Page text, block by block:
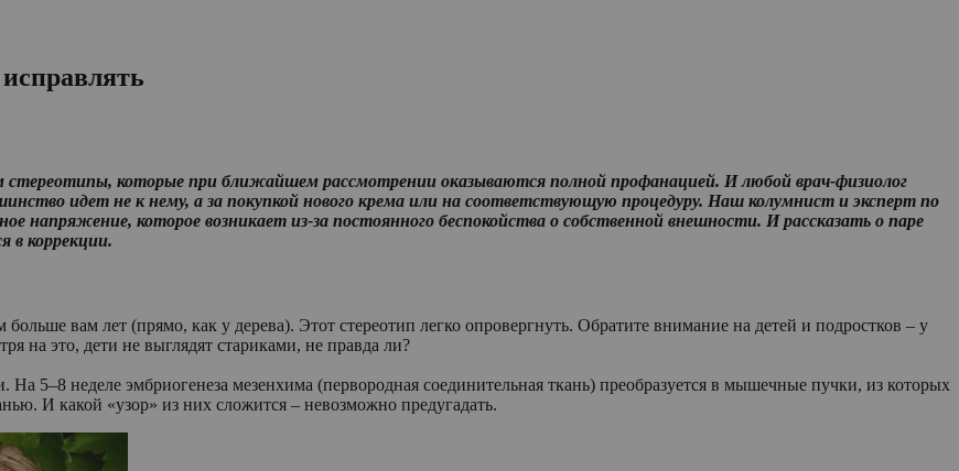
стереотипы, которые при ближайшем рассмотрении оказываются полной профанацией. И любой врач-физиолог
идет не к нему, а за покупкой нового крема или на соответствующую процедуру. Наш колумнист и эксперт по
которое возникает из-за постоянного беспокойства о собственной внешности. И рассказать о паре
в коррекции.
вам лет (прямо, как у дерева). Этот стереотип легко опровергнуть. Обратите внимание на детей и подростков – у
на это, дети не выглядят стариками, не правда ли?
5–8 неделе эмбриогенеза мезенхима (первородная соединительная ткань) преобразуется в мышечные пучки, из которых
И какой «узор» из них сложится – невозможно предугадать.